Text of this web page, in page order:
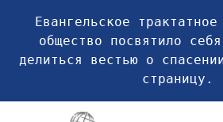
Евангельское
общество посвятило
делиться вестью о
страницу.